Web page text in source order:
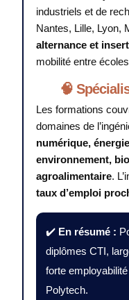
industriels et de
Nantes, Lille,
alternance et
mobilité entre
🧠
Les formations
domaines de
numérique,
environnement,
agroalimentaire.
taux d’emploi
✔️ En résumé :
diplômes CTI,
forte
Polytech.